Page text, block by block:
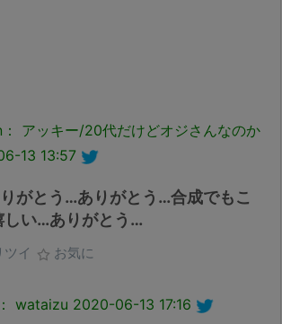
アッキー/20代だけどオジさんなのか
13 13:57
がとう…ありがとう…合成でもこ
しい…ありがとう…
ツイ お気に
wataizu 2020-06-13 17:16